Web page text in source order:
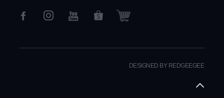
DESIGNED BY REDGEEGEE